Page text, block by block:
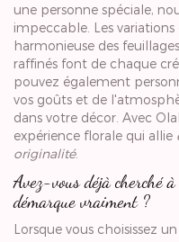
une personne spéciale,
impeccable. Les
harmonieuse des
raffinés font de chaque
pouvez également
vos goûts et de
dans votre décor. Avec
expérience florale qui allie
originalité.
Avez-vous déjà cherché
démarque vraiment ?
Lorsque vous choisissez